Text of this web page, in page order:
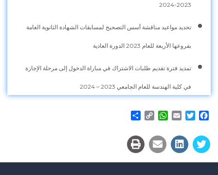
2023-2024
تحديد مواعيد مناقشة أسس التصحيح لمسابقات الشهادة الثانوية العامة
بفروعها الأربعة للعام 2023 الدورة العادية
تمديد فترة تقديم طلبات الاشتراك في مباراة الدخول إلى مرحلة الإجازة
في كلية الهندسة للعام الجامعي 2023 – 2024
Facebook
Twitter
Email
WhatsApp
Copy